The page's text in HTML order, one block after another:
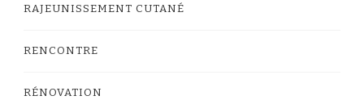
RAJEUNISSEMENT CUTANÉ
RENCONTRE
RÉNOVATION